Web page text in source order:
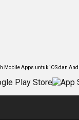
Mobile Apps untuk iOS dan